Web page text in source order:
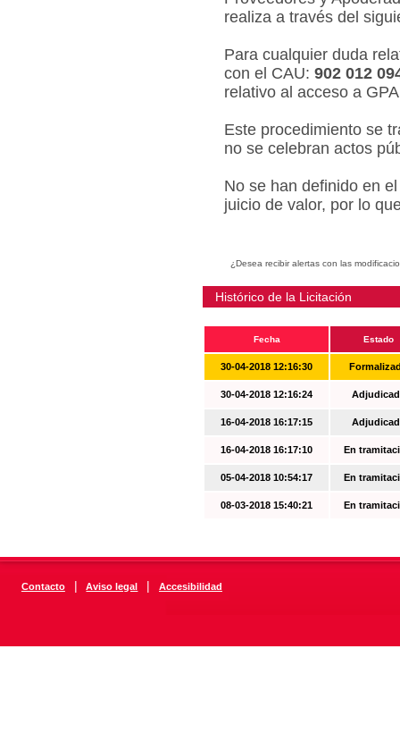
realiza a través del
Para cualquier duda
con el CAU: 902 012
relativo al acceso a
Este procedimiento se
no se celebran actos
No se han definido en
juicio de valor, por lo
¿Desea recibir alertas con las
Histórico de la Licitación
Fecha Estado
30-04-2018 12:16:30
30-04-2018 12:16:24
16-04-2018 16:17:15
16-04-2018 16:17:10 En
05-04-2018 10:54:17 En
08-03-2018 15:40:21 En
Contacto | Aviso legal | Accesibilidad